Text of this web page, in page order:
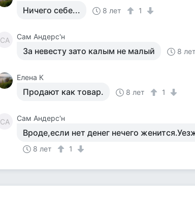
Ничего себе... 8 лет 1
СА Сам Андерс'н
За невесту зато калым не малый 8 лет
Елена К
Продают как товар. 8 лет 1
СА Сам Андерс'н
Вроде,если нет денег нечего
8 лет 1